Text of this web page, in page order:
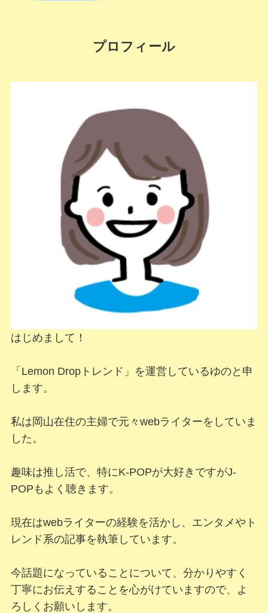
プロフィール
はじめまして！
「Lemon Dropトレンド」を運営しているゆのと申
します。
私は岡山在住の主婦で元々webライターをしていま
した。
趣味は推し活で、特にK-POPが大好きですがJ-
POPもよく聴きます。
現在はwebライターの経験を活かし、エンタメやト
レンド系の記事を執筆しています。
今話題になっていることについて、分かりやすく
丁寧にお伝えすることを心がけていますので、よ
ろしくお願いします。